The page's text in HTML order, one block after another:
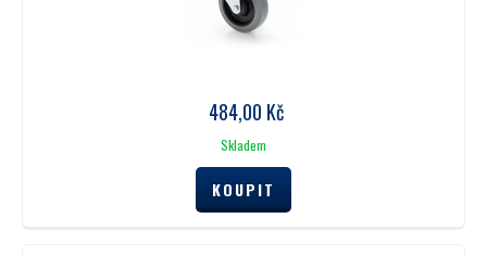
484,00 Kč
Skladem